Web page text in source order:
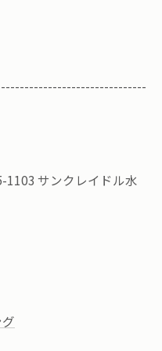
サンクレイドル水